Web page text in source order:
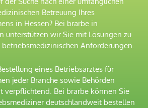
Betreuung Ihres
in Hessen? Bei brarbe in
unterstützen wir Sie mit Lösungen zu
Anforderungen.
eines Betriebsarztes für
jeder Branche sowie Behörden
verpflichtend. Bei brarbe können Sie
deutschlandweit bestellen